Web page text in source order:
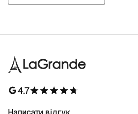
4.7